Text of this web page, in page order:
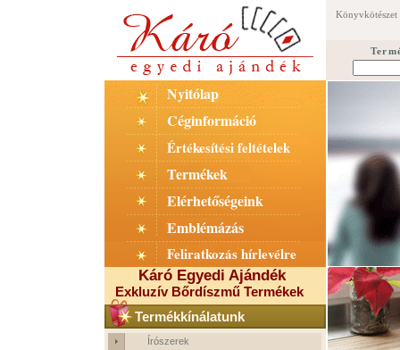
Könyvkötészet
Nyitólap
Céginformáció
Értékesítési feltételek
Termékek
Elérhetőségeink
Emblémázás
Feliratkozás hírlevélre
Káró Egyedi Ajándék
Exkluzív Bőrdíszmű Termékek
Termékkínálatunk
Írószerek